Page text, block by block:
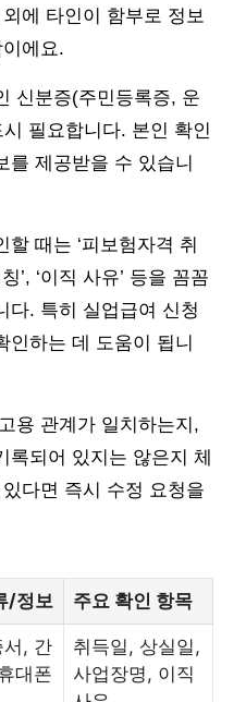
에 타인이 함부로 정보
에요.
신분증(주민등록증, 운
필요합니다. 본인 확인
를 제공받을 수 있습니
때는 ‘피보험자격 취
’, ‘이직 사유’ 등을 꼼꼼
다. 특히 실업급여 신청
인하는 데 도움이 됩니
용 관계가 일치하는지,
록되어 있지는 않은지 체
다면 즉시 수정 요청을
/정보 주요 확인 항목
서, 간
대폰
취득일, 상실일,
사업장명, 이직